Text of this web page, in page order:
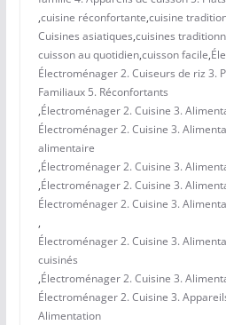
,cuisine réconfortante,cuisine
Cuisines asiatiques,cuisines
cuisson au quotidien,cuisson facile,
Électroménager 2. Cuiseurs de riz 3.
Familiaux 5. Réconfortants
,Électroménager 2. Cuisine 3.
Électroménager 2. Cuisine 3.
alimentaire
,Électroménager 2. Cuisine 3.
,Électroménager 2. Cuisine 3.
Électroménager 2. Cuisine 3.
,
Électroménager 2. Cuisine 3.
cuisinés
,Électroménager 2. Cuisine 3.
Électroménager 2. Cuisine 3.
Alimentation